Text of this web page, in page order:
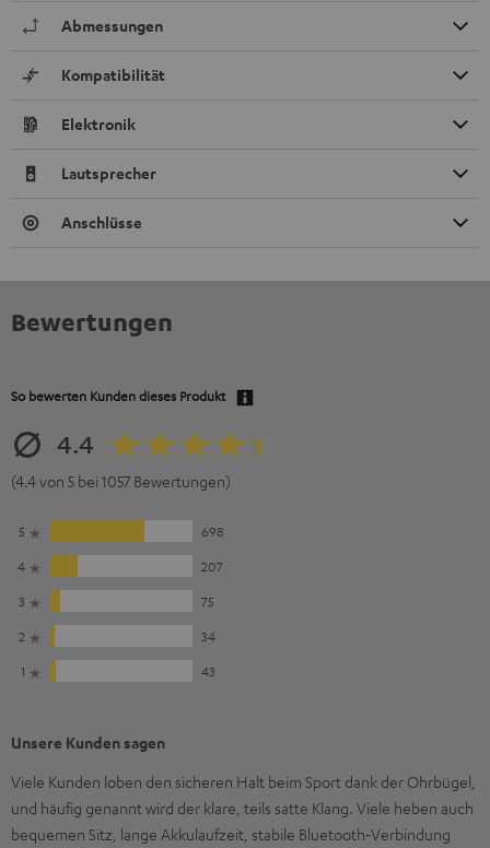
Abmessungen
Kompatibilität
Elektronik
Lautsprecher
Anschlüsse
Bewertungen
So bewerten Kunden dieses Produkt
4.4
(4.4 von 5 bei 1057 Bewertungen)
5
698
4
207
3
75
2
34
1
43
Unsere Kunden sagen
Viele Kunden loben den sicheren Halt beim Sport dank der Ohrbügel,
und häufig genannt wird der klare, teils satte Klang. Viele heben auch
bequemen Sitz, lange Akkulaufzeit, stabile Bluetooth‑Verbindung